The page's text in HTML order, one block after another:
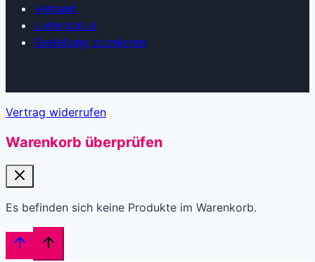
Versand
Lieferstatus
Bestellung stornieren
Vertrag widerrufen
Warenkorb überprüfen
Es befinden sich keine Produkte im Warenkorb.